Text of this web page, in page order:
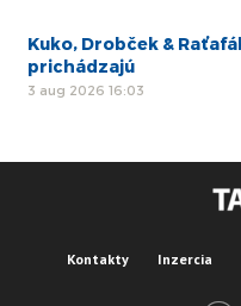
Kuko, Drobček &
prichádzajú
3 aug 2026 16:03
Kontakty Inzercia